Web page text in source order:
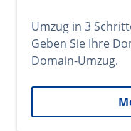
Umzug in 3
Geben Sie Ihre
Domain-Umzug.